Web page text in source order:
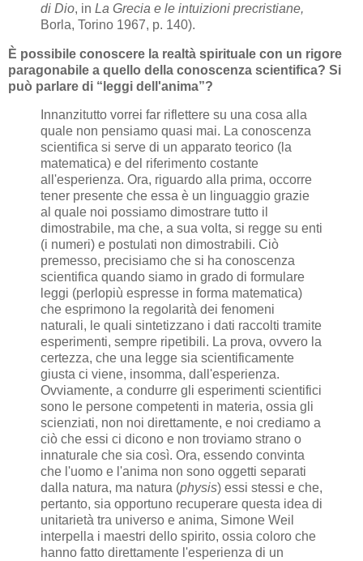
di Dio, in La Grecia e le intuizioni precristiane,
Borla, Torino 1967, p. 140).
È possibile conoscere la realtà spirituale con un rigore
paragonabile a quello della conoscenza scientifica? Si
può parlare di “leggi dell'anima”?
Innanzitutto vorrei far riflettere su una cosa alla
quale non pensiamo quasi mai. La conoscenza
scientifica si serve di un apparato teorico (la
matematica) e del riferimento costante
all'esperienza. Ora, riguardo alla prima, occorre
tener presente che essa è un linguaggio grazie
al quale noi possiamo dimostrare tutto il
dimostrabile, ma che, a sua volta, si regge su enti
(i numeri) e postulati non dimostrabili. Ciò
premesso, precisiamo che si ha conoscenza
scientifica quando siamo in grado di formulare
leggi (perlopiù espresse in forma matematica)
che esprimono la regolarità dei fenomeni
naturali, le quali sintetizzano i dati raccolti tramite
esperimenti, sempre ripetibili. La prova, ovvero la
certezza, che una legge sia scientificamente
giusta ci viene, insomma, dall'esperienza.
Ovviamente, a condurre gli esperimenti scientifici
sono le persone competenti in materia, ossia gli
scienziati, non noi direttamente, e noi crediamo a
ciò che essi ci dicono e non troviamo strano o
innaturale che sia così. Ora, essendo convinta
che l'uomo e l'anima non sono oggetti separati
dalla natura, ma natura (physis) essi stessi e che,
pertanto, sia opportuno recuperare questa idea di
unitarietà tra universo e anima, Simone Weil
interpella i maestri dello spirito, ossia coloro che
hanno fatto direttamente l'esperienza di un